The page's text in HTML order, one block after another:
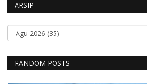
ARSIP
RANDOM POSTS